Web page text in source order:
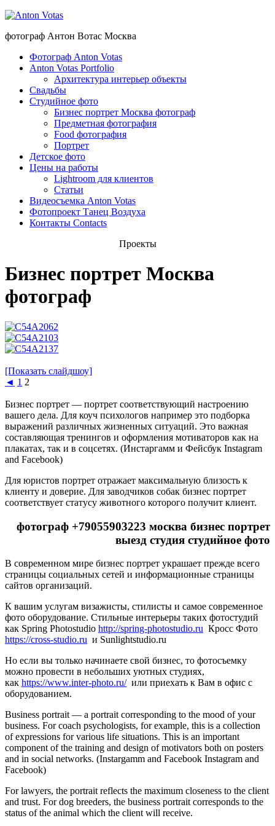
фотограф Антон Вотас Москва
Фотограф Anton Votas
Anton Votas Portfolio
Архитектура интерьер объекты
Свадьбы
Студийное фото
Бизнес портрет Москва фотограф
Предметная фотография
Food фотография
Портрет
Детское фото
Цены на работы
Lightroom для клиентов
Статьи
Видеосъемка Anton Votas
Фотопроект Танец Воздуха
Контакты Contacts
Проекты
Бизнес портрет Москва
фотограф
[Показать слайдшоу]
◄ 1 2
Бизнес портрет — портрет соответствующий настроению
вашего дела. Для коуч психологов например это подборка
выражений различных жизненных ситуаций. Это важная
составляющая тренингов и оформления мотиваторов как на
плакатах, так и в соцсетях. (Инстаргамм и Фейсбук Instagram
and Facebook)
Для юристов портрет отражает максимальную близость к
клиенту и доверие. Для заводчиков собак бизнес портрет
соответствует статусу животного которого получит клиент.
фотограф +79055903223 москва бизнес портрет
выезд студия студийное фото
В современном мире бизнес портрет украшает прежде всего
страницы социальных сетей и информационные страницы
сайтов организаций.
К вашим услугам визажисты, стилисты и самое современное
фото оборудование. Стильные интерьеры таких фотостудий
как Spring Photostudio http://spring-photostudio.ru Кросс Фото
https://cross-studio.ru и Sunlightstudio.ru
Но если вы только начинаете свой бизнес, то фотосъемку
можно провести в небольших уютных студиях,
как https://www.inter-photo.ru/или приехать к Вам в офис с
оборудованием.
Business portrait — a portrait corresponding to the mood of your
business. For coach psychologists, for example, this is a collection
of expressions for various life situations. This is an important
component of the training and design of motivators both on posters
and in social networks. (Instargamm and Facebook Instagram and
Facebook)
For lawyers, the portrait reflects the maximum closeness to the client
and trust. For dog breeders, the business portrait corresponds to the
status of the animal which the client will receive.